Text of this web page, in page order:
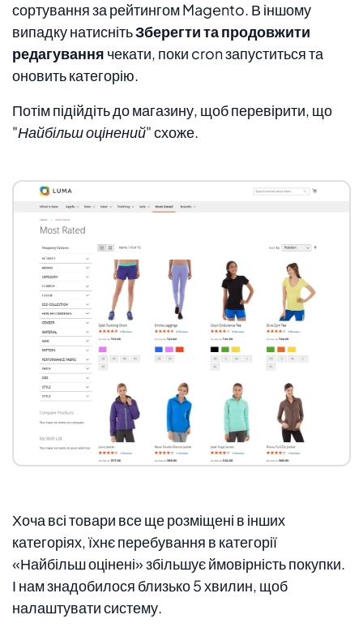
сортування за рейтингом Magento. В іншому
випадку натиснітьЗберегти та продовжити
редагування чекати, поки cron запуститься та
оновить категорію.
Потім підійдіть до магазину, щоб перевірити, що
"Найбільш оцінений"схоже.
Хоча всі товари все ще розміщені в інших
категоріях, їхнє перебування в категорії
«Найбільш оцінені» збільшує ймовірність покупки.
І нам знадобилося близько 5 хвилин, щоб
налаштувати систему.